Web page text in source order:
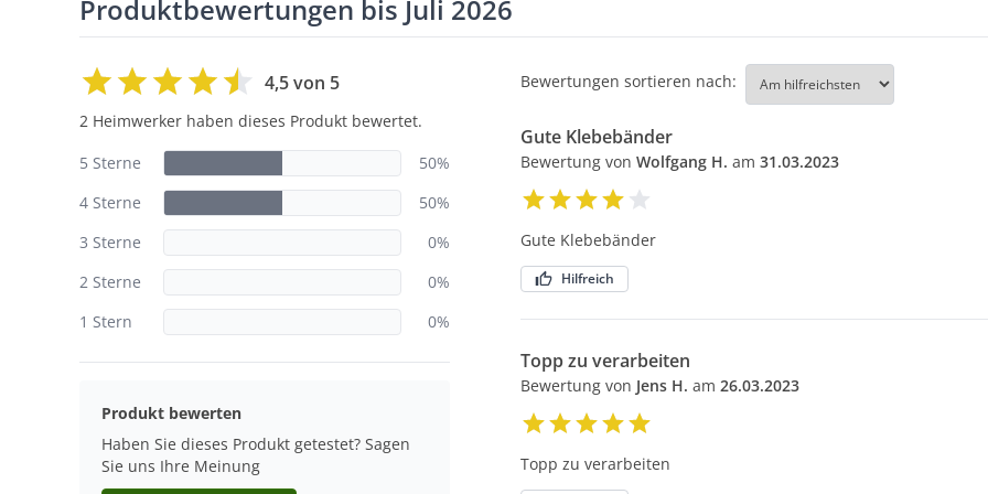
Produktbewertungen bis Juli 2026
4,5 von 5
2 Heimwerker haben dieses Produkt bewertet.
5 Sterne
50%
4 Sterne
50%
3 Sterne
0%
2 Sterne
0%
1 Stern
0%
Produkt bewerten
Haben Sie dieses Produkt getestet? Sagen
Sie uns Ihre Meinung
Bewertungen sortieren nach:
Gute Klebebänder
Bewertung von Wolfgang H. am 31.03.2023
Gute Klebebänder
Hilfreich
Topp zu verarbeiten
Bewertung von Jens H. am 26.03.2023
Topp zu verarbeiten